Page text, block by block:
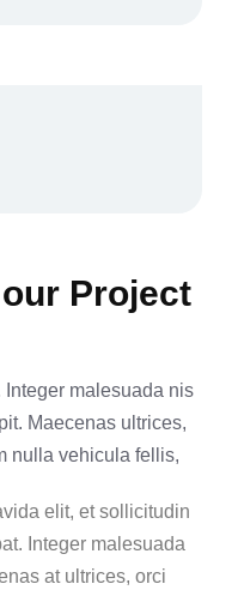
Project
Integer malesuada nis
Maecenas ultrices,
nulla vehicula fellis,
elit, et sollicitudin
Integer malesuada
at ultrices, orci